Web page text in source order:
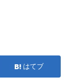
はてブ